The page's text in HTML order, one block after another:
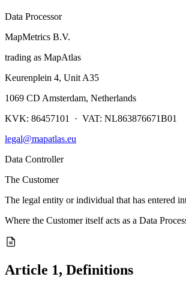
Data Processor
MapMetrics B.V.
trading as MapAtlas
Keurenplein 4, Unit A35
1069 CD Amsterdam, Netherlands
KVK: 86457101 · VAT: NL863876671B01
legal@mapatlas.eu
Data Controller
The Customer
The legal entity or individual that has entered
Where the Customer itself acts as a Data
Article 1, Definitions